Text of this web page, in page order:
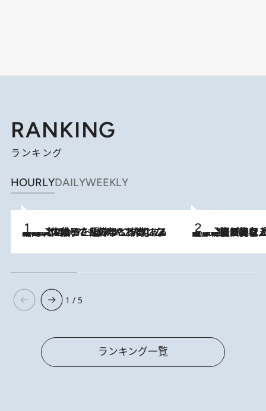
RANKING
ランキング
HOURLYDAILYWEEKLY
2026.8.5
【阿川佐和子さんの年とる力】なぜ70代で始めた趣味は“こんなに楽しい”のか？ ピアノ、俳句…スランプに陥っても続けられる“ある秘訣”とは 2026.8.5
【なぜ吉沢亮は「気配を消せる」のか？】興行収入208億の『国宝』を経て挑むミュージカル『ディア・エヴァン・ハンセン』。トップ俳優が舞台上でさらけ出した“孤独”とは
1 / 5
ランキング一覧